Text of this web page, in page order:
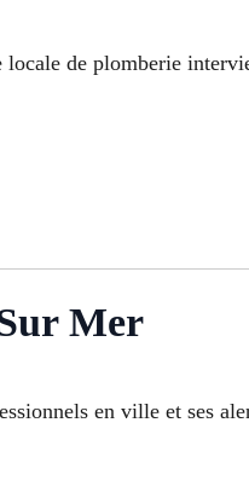
de plomberie
Mer
en ville et ses